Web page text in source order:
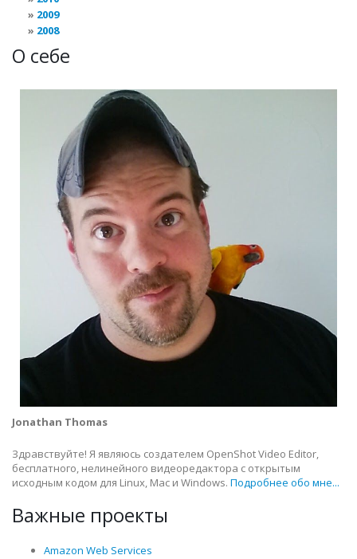
2009
2008
О себе
Jonathan Thomas
Здравствуйте! Я являюсь создателем OpenShot Video Editor,
бесплатного, нелинейного видеоредактора с открытым
исходным кодом для Linux, Mac и Windows. Подробнее обо мне...
Важные проекты
Amazon Web Services